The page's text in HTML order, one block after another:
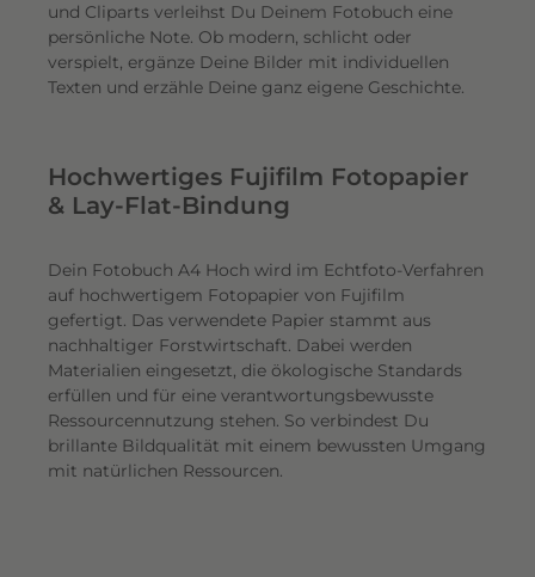
und Cliparts verleihst Du Deinem Fotobuch eine
persönliche Note. Ob modern, schlicht oder
verspielt, ergänze Deine Bilder mit individuellen
Texten und erzähle Deine ganz eigene Geschichte.
Hochwertiges Fujifilm Fotopapier
& Lay-Flat-Bindung
Dein Fotobuch A4 Hoch wird im Echtfoto-Verfahren
auf hochwertigem Fotopapier von Fujifilm
gefertigt. Das verwendete Papier stammt aus
nachhaltiger Forstwirtschaft. Dabei werden
Materialien eingesetzt, die ökologische Standards
erfüllen und für eine verantwortungsbewusste
Ressourcennutzung stehen. So verbindest Du
brillante Bildqualität mit einem bewussten Umgang
mit natürlichen Ressourcen.